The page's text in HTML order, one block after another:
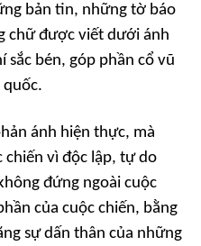
bản tin, những tờ báo
chữ được viết dưới ánh
bén, góp phần cổ vũ
quốc.
ánh hiện thực, mà
vì độc lập, tự do
đứng ngoài cuộc
của cuộc chiến, bằng
sự dấn thân của những